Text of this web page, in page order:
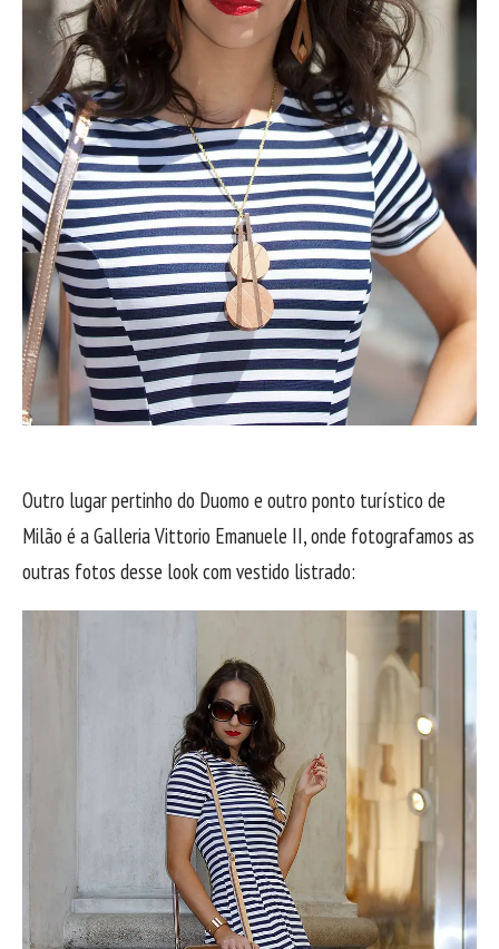
Outro lugar pertinho do Duomo e outro ponto turístico de
Milão é a Galleria Vittorio Emanuele II, onde fotografamos as
outras fotos desse look com vestido listrado: